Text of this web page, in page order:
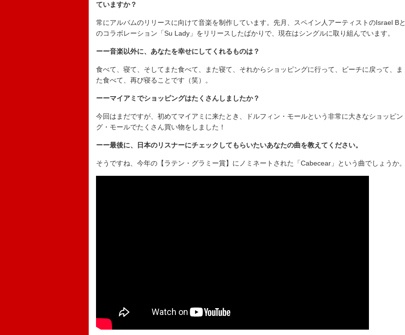
ていますか？
常にアルバムのリリースに向けて音楽を制作しています。先月、スペイン人アーティストのIsrael Bと
のコラボレーション「Su Lady」をリリースしたばかりで、現在はシングルに取り組んでいます。
ーー音楽以外に、あなたを幸せにしてくれるものは？
食べて、寝て、そしてまた食べて、また寝て、それからショッピングに行って、ビーチに戻って、ま
た食べて、再び寝ることです（笑）。
ーーマイアミでショッピングはたくさんしましたか？
今回はまだですが、初めてマイアミに来たとき、ドルフィン・モールという非常に大きなショッピン
グ・モールでたくさん買い物をしました！
ーー最後に、日本のリスナーにチェックしてもらいたいあなたの曲を教えてください。
そうですね、今年の【ラテン・グラミー賞】にノミネートされた「Cabecear」という曲でしょうか。